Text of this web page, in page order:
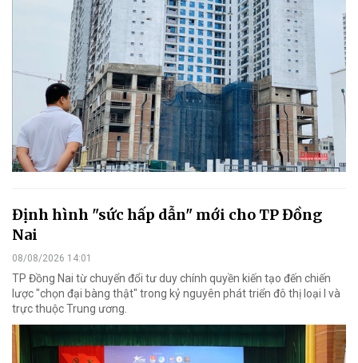
Định hình "sức hấp dẫn" mới cho TP Đồng
Nai
08/08/2026 14:01
TP Đồng Nai từ chuyển đổi tư duy chính quyền kiến tạo đến chiến
lược "chọn đại bàng thật" trong kỷ nguyên phát triển đô thị loại I và
trực thuộc Trung ương.